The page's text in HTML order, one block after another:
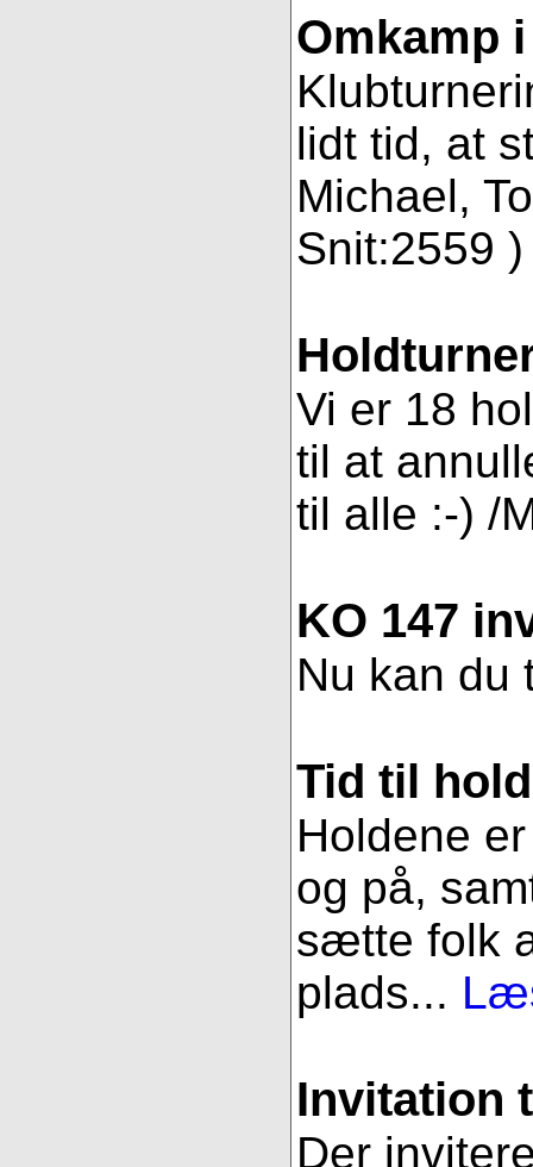
Omkamp
lidt tid, at
Michael,
Snit:2559
Vi er 18
til at
til alle :-) /
KO 147
Nu kan du
Tid til
Holdene
og på,
sætte folk
plads...
Invitation
Der